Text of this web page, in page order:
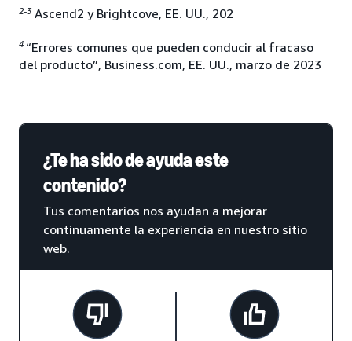
2-3 Ascend2 y Brightcove, EE. UU., 202
4 “Errores comunes que pueden conducir al fracaso
del producto”, Business.com, EE. UU., marzo de 2023
¿Te ha sido de ayuda este
contenido?
Tus comentarios nos ayudan a mejorar
continuamente la experiencia en nuestro sitio
web.